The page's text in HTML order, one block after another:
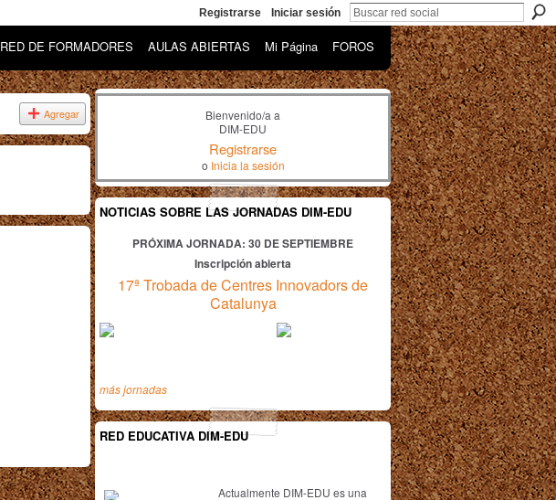
Registrarse Iniciar sesión
RED DE FORMADORES AULAS ABIERTAS Mi Página FOROS
Agregar
Bienvenido/a a
DIM-EDU
Registrarse
o Inicia la sesión
NOTICIAS SOBRE LAS JORNADAS DIM-EDU
PRÓXIMA JORNADA: 30 DE SEPTIEMBRE
Inscripción abierta
17ª Trobada de Centres Innovadors de
Catalunya
más jornadas
RED EDUCATIVA DIM-EDU
Actualmente DIM-EDU es una